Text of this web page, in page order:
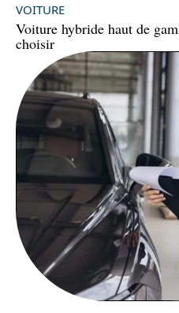
VOITURE
Voiture hybride haut de
choisir